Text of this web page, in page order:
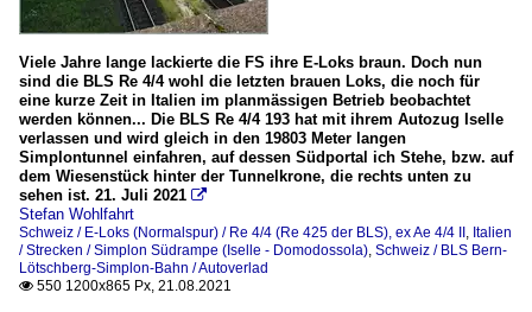
Viele Jahre lange lackierte die FS ihre E-Loks braun. Doch nun
sind die BLS Re 4/4 wohl die letzten brauen Loks, die noch für
eine kurze Zeit in Italien im planmässigen Betrieb beobachtet
werden können... Die BLS Re 4/4 193 hat mit ihrem Autozug Iselle
verlassen und wird gleich in den 19803 Meter langen
Simplontunnel einfahren, auf dessen Südportal ich Stehe, bzw. auf
dem Wiesenstück hinter der Tunnelkrone, die rechts unten zu
sehen ist. 21. Juli 2021 
Stefan Wohlfahrt
Schweiz / E-Loks (Normalspur) / Re 4/4 (Re 425 der BLS), ex Ae 4/4 II Italien
/ Strecken / Simplon Südrampe (Iselle - Domodossola) Schweiz / BLS Bern-
Lötschberg-Simplon-Bahn / Autoverlad
 550 1200x865 Px, 21.08.2021